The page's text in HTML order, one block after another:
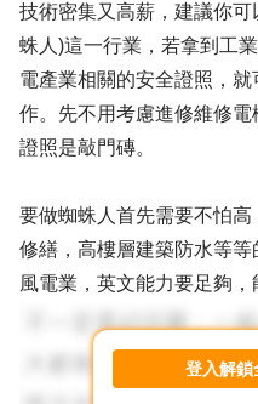
技術密集又高薪，建議你
蛛人)這一行業，若拿到工
電產業相關的安全證照，
作。先不用考慮進修維修
證照是敲門磚。
要做蜘蛛人首先需要不怕
修繕，高樓層建築防水等
風電業，英文能力要足夠，
登入解鎖